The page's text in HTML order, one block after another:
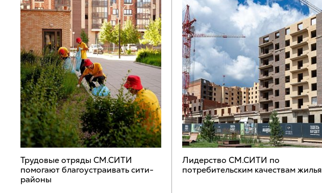
Трудовые отряды СМ.СИТИ
помогают благоустраивать сити-
районы
Лидерство СМ.СИТИ по
потребительским качествам жилья